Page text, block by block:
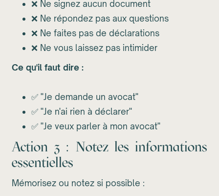
❌ Ne signez aucun document
❌ Ne répondez pas aux questions
❌ Ne faites pas de déclarations
❌ Ne vous laissez pas intimider
Ce qu'il faut dire :
✅ "Je demande un avocat"
✅ "Je n'ai rien à déclarer"
✅ "Je veux parler à mon avocat"
Action 3 : Notez les informations
essentielles
Mémorisez ou notez si possible :